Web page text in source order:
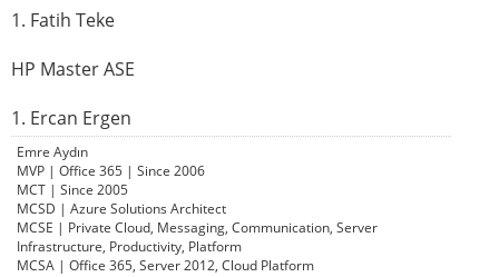
1. Fatih Teke
HP Master ASE
1. Ercan Ergen
Emre Aydın
MVP | Office 365 | Since 2006
MCT | Since 2005
MCSD | Azure Solutions Architect
MCSE | Private Cloud, Messaging, Communication, Server
Infrastructure, Productivity, Platform
MCSA | Office 365, Server 2012, Cloud Platform